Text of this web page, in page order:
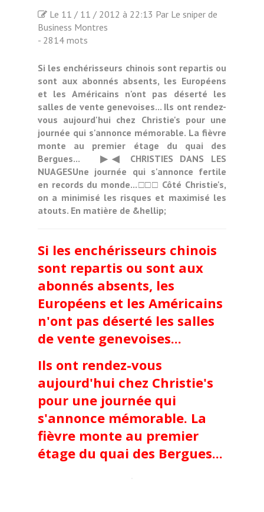
Le 11 / 11 / 2012 à 22:13 Par Le sniper de
Business Montres
- 2814 mots
Si les enchérisseurs chinois sont repartis ou
sont aux abonnés absents, les Européens
et les Américains n'ont pas déserté les
salles de vente genevoises... Ils ont rendez-
vous aujourd'hui chez Christie's pour une
journée qui s'annonce mémorable. La fièvre
monte au premier étage du quai des
Bergues... ▶◀ CHRISTIES DANS LES
NUAGESUne journée qui s'annonce fertile
en records du monde...□□□ Côté Christie's,
on a minimisé les risques et maximisé les
atouts. En matière de &hellip;
Si les enchérisseurs chinois
sont repartis ou sont aux
abonnés absents, les
Européens et les Américains
n'ont pas déserté les salles
de vente genevoises...
Ils ont rendez-vous
aujourd'hui chez Christie's
pour une journée qui
s'annonce mémorable. La
fièvre monte au premier
étage du quai des Bergues...